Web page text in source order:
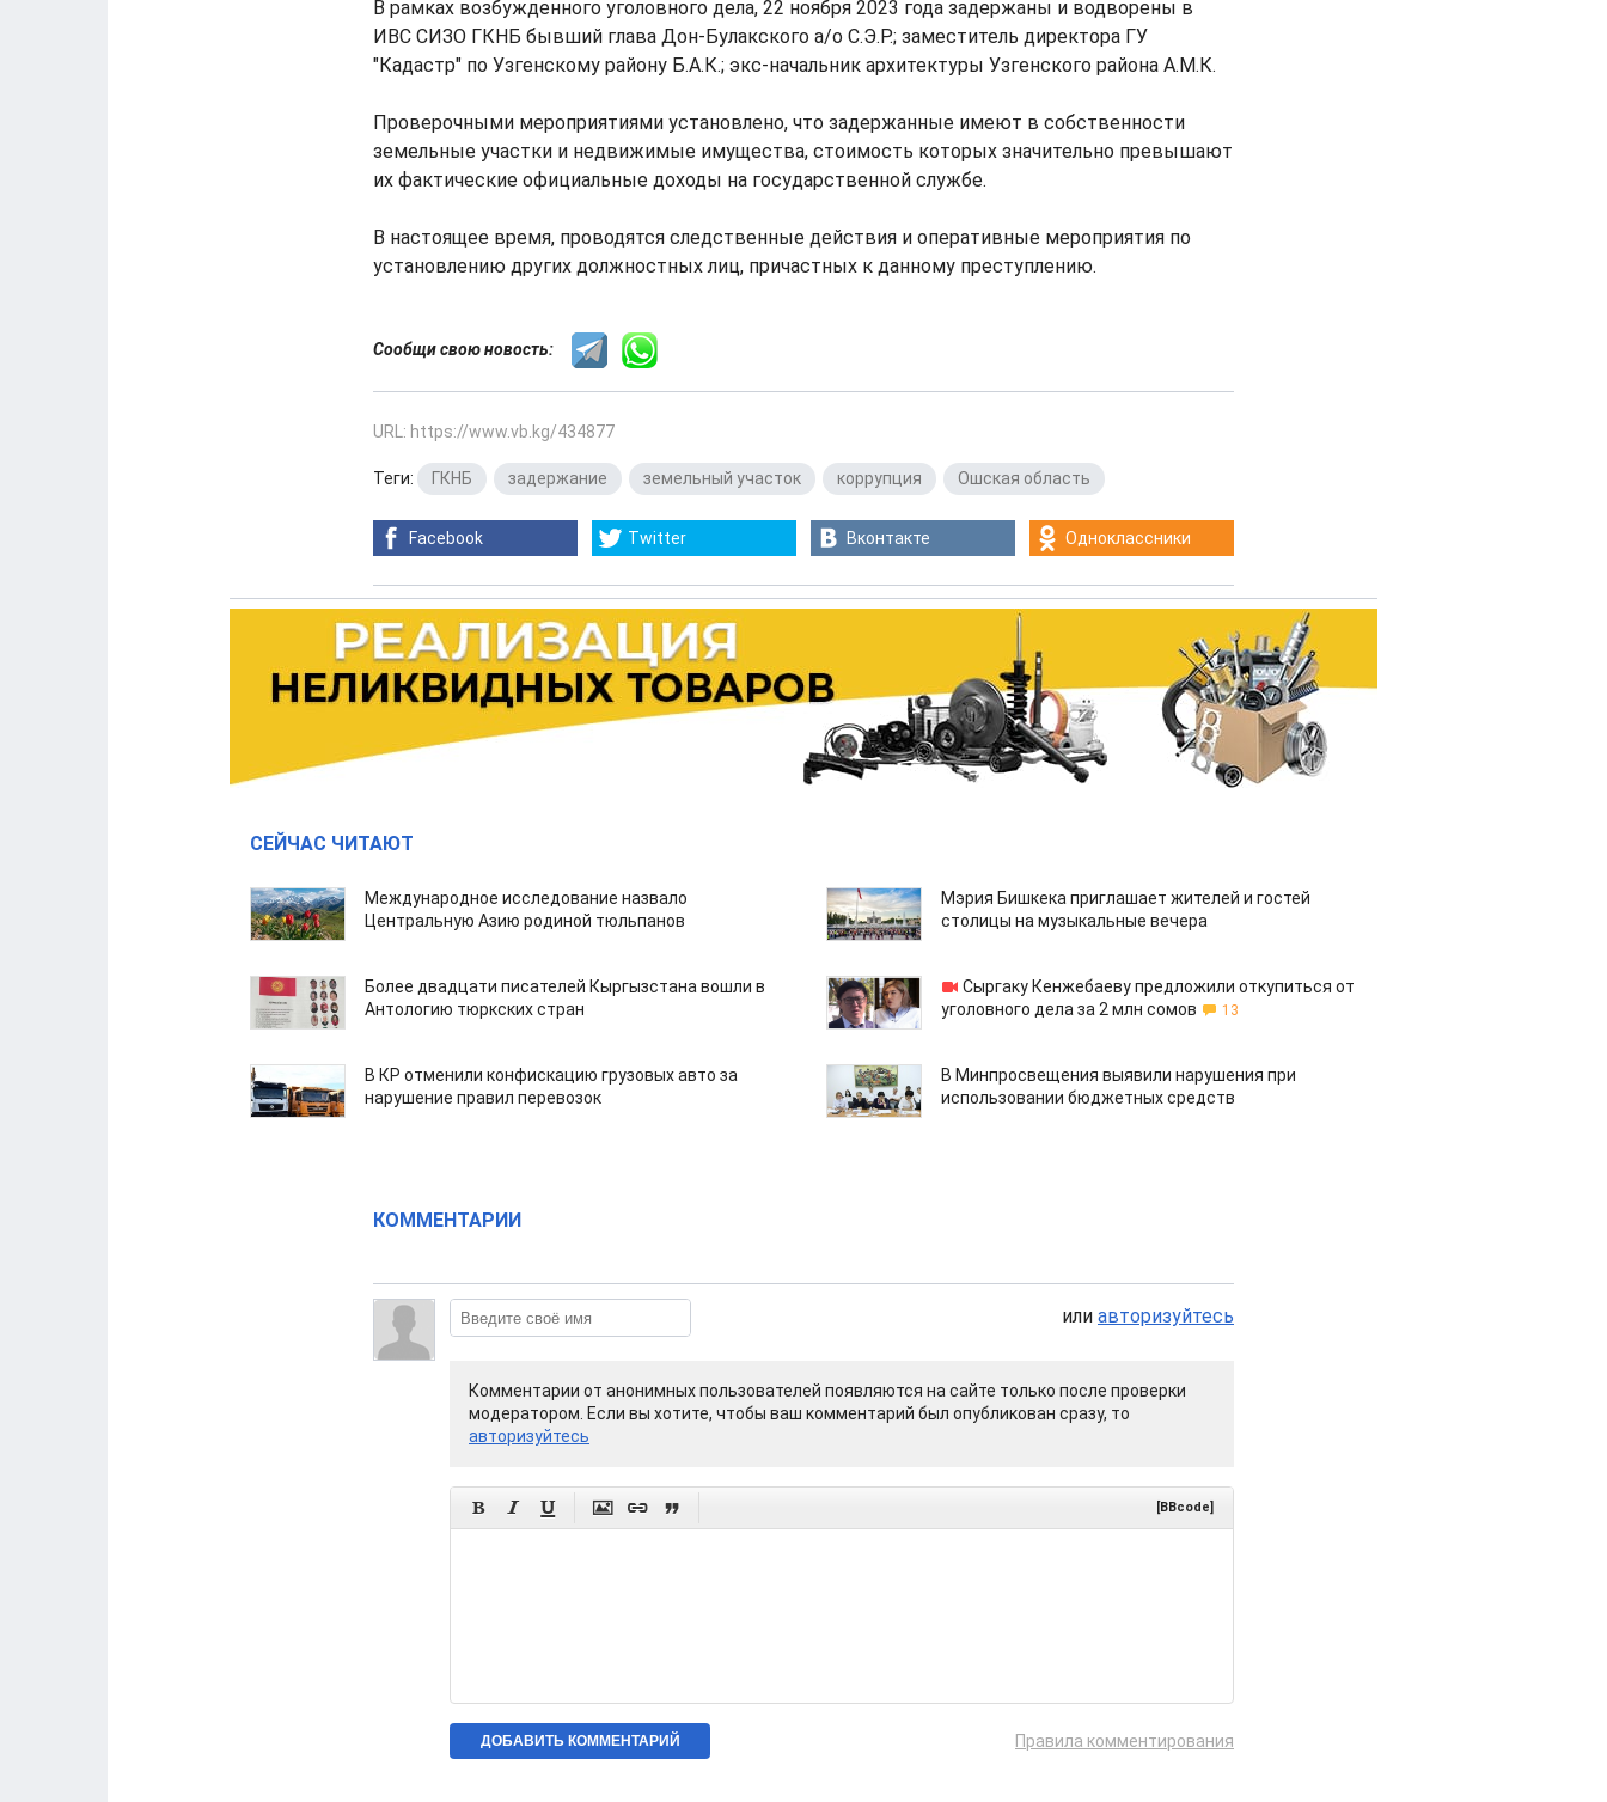
В рамках возбужденного уголовного дела, 22 ноября 2023 года задержаны и водворены в
ИВС СИЗО ГКНБ бывший глава Дон-Булакского а/о С.Э.Р.; заместитель директора ГУ
"Кадастр" по Узгенскому району Б.А.К.; экс-начальник архитектуры Узгенского района А.М.К.
Проверочными мероприятиями установлено, что задержанные имеют в собственности
земельные участки и недвижимые имущества, стоимость которых значительно превышают
их фактические официальные доходы на государственной службе.
В настоящее время, проводятся следственные действия и оперативные мероприятия по
установлению других должностных лиц, причастных к данному преступлению.
Сообщи свою новость:
URL: https://www.vb.kg/434877
Теги: ГКНБ задержание земельный участок коррупция Ошская область
Facebook Twitter Вконтакте Одноклассники
СЕЙЧАС ЧИТАЮТ
Международное исследование назвало
Центральную Азию родиной тюльпанов
Мэрия Бишкека приглашает жителей и гостей
столицы на музыкальные вечера
Более двадцати писателей Кыргызстана вошли в
Антологию тюркских стран
Сыргаку Кенжебаеву предложили откупиться от
уголовного дела за 2 млн сомов
13
В КР отменили конфискацию грузовых авто за
нарушение правил перевозок
В Минпросвещения выявили нарушения при
использовании бюджетных средств
КОММЕНТАРИИ
или авторизуйтесь
Комментарии от анонимных пользователей появляются на сайте только после проверки
модератором. Если вы хотите, чтобы ваш комментарий был опубликован сразу, то
авторизуйтесь
      [BBcode]
Правила комментирования